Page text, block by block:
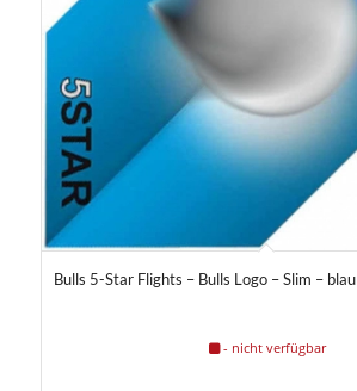
Bulls 5-Star Flights – Bulls Logo – Slim – blau
- nicht verfügbar